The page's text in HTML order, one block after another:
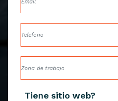
Tiene sitio web?